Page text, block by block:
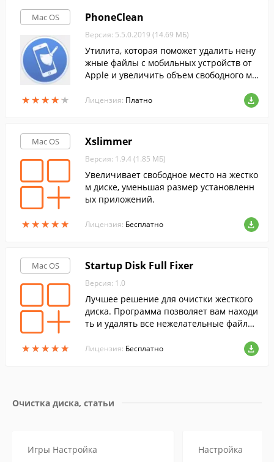
Mac OS
★★★★★
★★★★★
PhoneClean
Версия: 5.5.0.2019 (14.69 МБ)
Утилита, которая поможет удалить нену
жные файлы с мобильных устройств от
Apple и увеличить объем свободного ме
Лицензия: Платно
Mac OS
★★★★★
★★★★★
Xslimmer
Версия: 1.9.4 (1.85 МБ)
Увеличивает свободное место на жестко
м диске, уменьшая размер установленн
ых приложений.
Лицензия: Бесплатно
Mac OS
★★★★★
★★★★★
Startup Disk Full Fixer
Версия: 1.0
Лучшее решение для очистки жесткого
диска. Программа позволяет вам находи
ть и удалять все нежелательные файлы
Лицензия: Бесплатно
Очистка диска, статьи
Игры Настройка
Настройка